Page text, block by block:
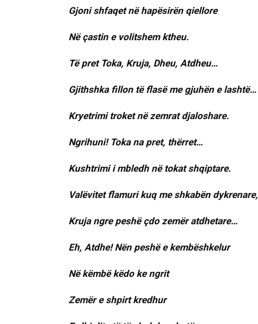
Gjoni shfaqet në hapësirën qiellore
Në çastin e volitshem ktheu.
Të pret Toka, Kruja, Dheu, Atdheu…
Gjithshka fillon të flasë me gjuhën e lashtë…
Kryetrimi troket në zemrat djaloshare.
Ngrihuni! Toka na pret, thërret…
Kushtrimi i mbledh në tokat shqiptare.
Valëvitet flamuri kuq me shkabën dykrenare,
Kruja ngre peshë çdo zemër atdhetare…
Eh, Atdhe! Nën peshë e kembëshkelur
Në këmbë këdo ke ngrit
Zemër e shpirt kredhur